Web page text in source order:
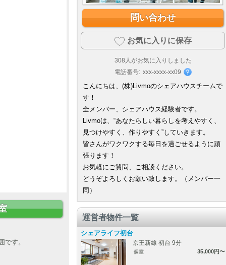
す。
問い合わせ
お気に入りに保存
308 人がお気に入りしました
電話番号: xxx-xxxx-xx09
こんにちは、(株)Livmoのシェアハウスチームで
す！
全メンバー、シェアハウス経験者です。
Livmoは、“あなたらしい暮らしを考えやすく、
見つけやすく、作りやすく”していきます。
皆さんがワクワクする毎日を過ごせるように頑
張ります！
お気軽にご質問、ご相談ください。
どうぞよろしくお願い致します。（メンバー一
同）
運営者物件一覧
シェアライフ初台
京王新線 初台 9分
個室 35,000円〜